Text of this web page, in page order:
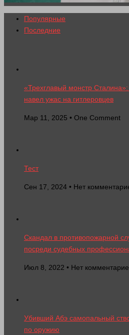
Популярные
Последние
«Трехглавый монстр
навел ужас на гитлеровцев
Мар 11, 2025 • One Comment
Тест
Сен 17, 2024 • Нет
Скандал в противопожарной
посреди судебных
Июл 8, 2022 • Нет
Убивший Абэ самопальный
по оружию